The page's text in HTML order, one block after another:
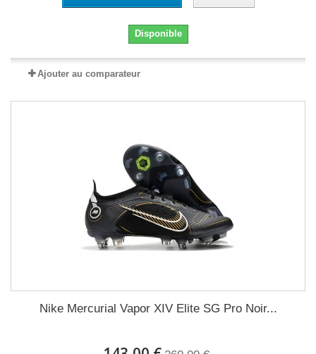
Disponible
Ajouter au comparateur
Nike Mercurial Vapor XIV Elite SG Pro Noir...